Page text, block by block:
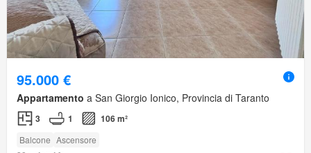
95.000 €
Appartamento a San Giorgio Ionico, Provincia di Taranto
3 1 106 m²
Balcone Ascensore